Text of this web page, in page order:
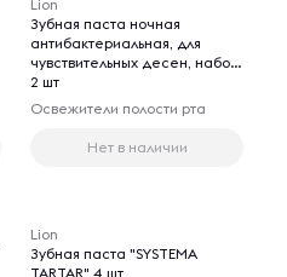
Lion
Зубная паста ночная
антибактериальная, для
чувствительных десен, набор
2 шт
Освежители полости рта
Нет в наличии
Lion
Зубная паста "SYSTEMA
TARTAR" 4 шт